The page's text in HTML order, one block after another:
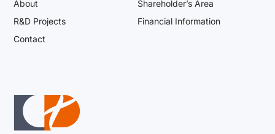
About
R&D Projects
Contact
Shareholder’s Area
Financial Information